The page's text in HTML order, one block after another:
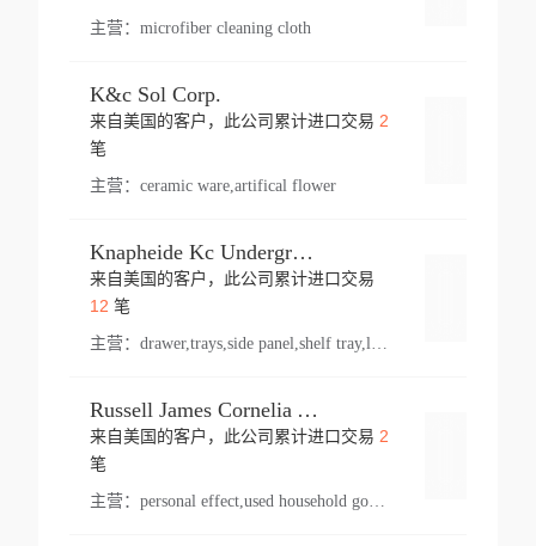
主营： microfiber cleaning cloth
K&c Sol Corp.
来自美国的客户，此公司累计进口交易 2
笔
主营： ceramic ware,artifical flower
Knapheide Kc Underground
来自美国的客户，此公司累计进口交易
12 笔
主营：
Russell James Cornelia Arlington Va
来自美国的客户，此公司累计进口交易 2
笔
主营： personal effect,used household goods